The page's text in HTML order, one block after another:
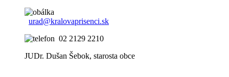
urad@kralovaprisenci.sk
02 2129 2210
JUDr. Dušan Šebok, starosta obce